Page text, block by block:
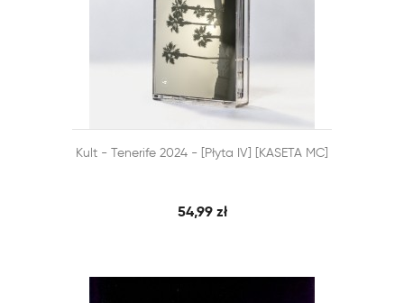
DODAJ DO KOSZYKA  SZYBKI PODGLĄD
Kult - Tenerife 2024 - [Płyta IV] [KASETA MC]
54,99 zł